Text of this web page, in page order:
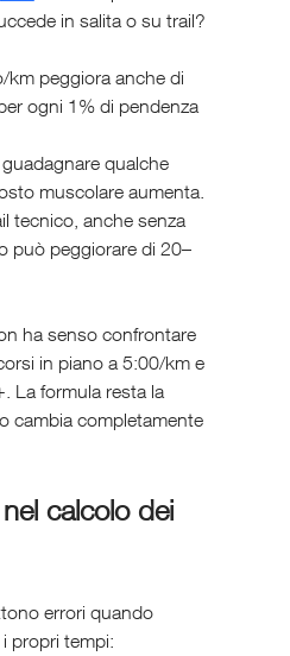
in salita o su trail?
km peggiora anche di
ogni 1% di pendenza
qualche
muscolare aumenta.
tecnico, anche senza
può peggiorare di 20–
ha senso confrontare
in piano a 5:00/km e
La formula resta la
cambia completamente
calcolo dei
errori quando
propri tempi: